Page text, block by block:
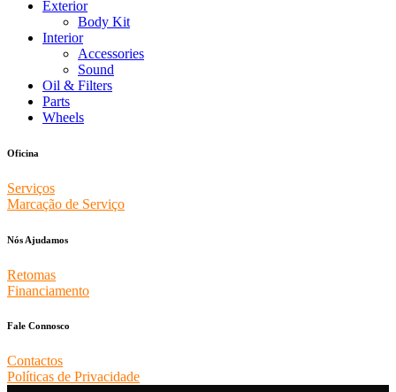
Exterior
Body Kit
Interior
Accessories
Sound
Oil & Filters
Parts
Wheels
Oficina
Serviços
Marcação de Serviço
Nós Ajudamos
Retomas
Financiamento
Fale Connosco
Contactos
Políticas de Privacidade